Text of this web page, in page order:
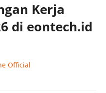
Kerja
di eontech.id
Official